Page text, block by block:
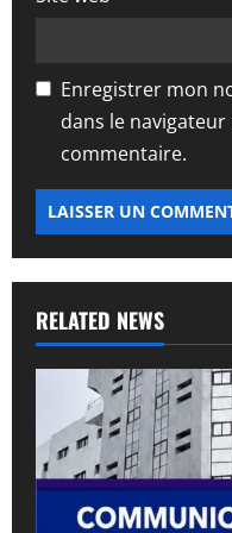
Enregistrer mon
dans le
commentaire.
RELATED NEWS